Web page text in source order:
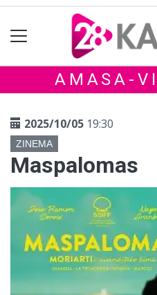
AMASA-
2025/10/05 19:30
ZINEMA
Maspalomas